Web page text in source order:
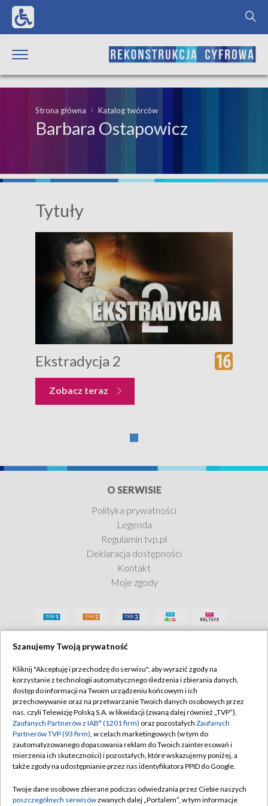
Strona główna Katalog twórców
Barbara Ostapowicz
Tytuły
Ekstradycja 2
Zobacz teraz
O SERWISIE
Polityka prywatności
Legenda
Regulamin tvp.pl
Deklaracja dostępności
Kontakt
Moje zgody
Szanujemy Twoją prywatność
Kliknij "Akceptuję i przechodzę do serwisu", aby wyrazić zgody na
korzystanie z technologii automatycznego śledzenia i zbierania danych,
dostęp do informacji na Twoim urządzeniu końcowym i ich
przechowywanie oraz na przetwarzanie Twoich danych osobowych przez
nas, czyli Telewizję Polską S.A. w likwidacji (zwaną dalej również „TVP”),
Zaufanych Partnerów z IAB* (1201 firm) oraz pozostałych Zaufanych
Partnerów TVP (93 firm), w celach marketingowych (w tym do
zautomatyzowanego dopasowania reklam do Twoich zainteresowań i
mierzenia ich skuteczności) i pozostałych, które wskazujemy poniżej, a
także zgody na udostępnianie przez nas identyfikatora PPID do Google.
Twoje dane osobowe zbierane podczas odwiedzania przez Ciebie naszych
poszczególnych serwisówzwanych dalej „Portalem”, w tym informacje